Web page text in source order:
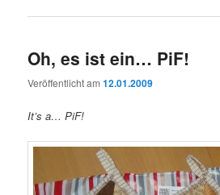
Oh, es ist ein… PiF!
Veröffentlicht am12.01.2009
It’s a… PiF!